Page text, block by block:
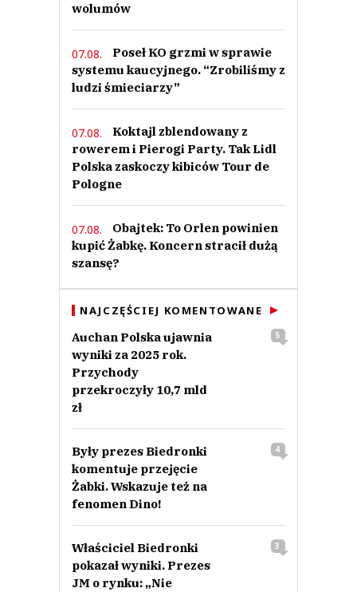
wolumów
07.08.
Poseł KO grzmi w sprawie
systemu kaucyjnego. “Zrobiliśmy z
ludzi śmieciarzy”
07.08.
Koktajl zblendowany z
rowerem i Pierogi Party. Tak Lidl
Polska zaskoczy kibiców Tour de
Pologne
07.08.
Obajtek: To Orlen powinien
kupić Żabkę. Koncern stracił dużą
szansę?
NAJCZĘŚCIEJ KOMENTOWANE
Auchan Polska ujawnia
wyniki za 2025 rok.
Przychody
przekroczyły 10,7 mld
zł
5
Były prezes Biedronki
komentuje przejęcie
Żabki. Wskazuje też na
fenomen Dino!
4
Właściciel Biedronki
pokazał wyniki. Prezes
JM o rynku: „Nie
3